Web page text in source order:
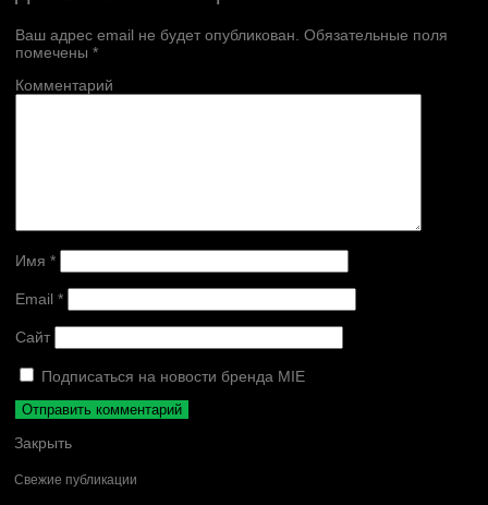
Ваш адрес email не будет опубликован. Обязательные поля
помечены *
Комментарий
Имя *
Email *
Сайт
Подписаться на новости бренда MIE
Закрыть
Свежие публикации